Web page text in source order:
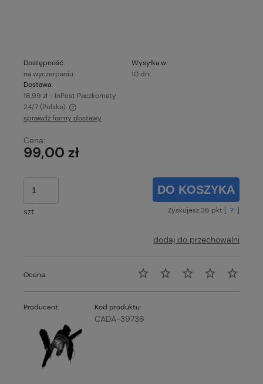
Dostępność:
na wyczerpaniu
Wysyłka w:
10 dni
Dostawa:
16,99 zł - InPost Paczkomaty
24/7(Polska)
Cena nie zawiera ewentualnych kosztów płatności
sprawdź formy dostawy
Cena:
99,00 zł
szt.
DO KOSZYKA
Zyskujesz 36 pkt [ ? ]
dodaj do przechowalni
Ocena:
Producent: Kod produktu:
CADA-39736